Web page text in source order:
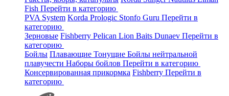
Fish Перейти в категорию
PVA System Korda Prologic Stonfo Guru Перейти в
категорию
Зерновые Fishberry Pelican Lion Baits Dunaev Перейти в
категорию
Бойлы Плавающие Тонущие Бойлы нейтральной
плавучести Наборы бойлов Перейти в категорию
Консервированная прикормка Fishberry Перейти в
категорию